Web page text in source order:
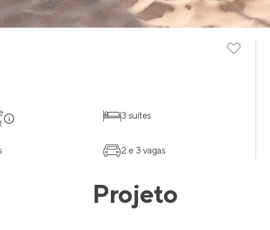
3 suítes
2 e 3 vagas
Projeto